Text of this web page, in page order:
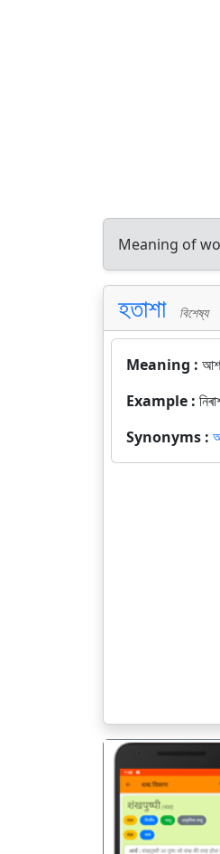
Meaning of
হতাশা বিশেষ্য
Meaning :
Example :
Synonyms :